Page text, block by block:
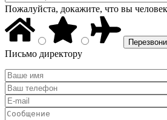
Пожалуйста, докажите, что вы
Письмо директору